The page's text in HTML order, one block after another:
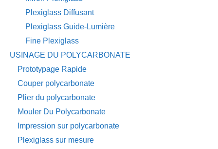
Plexiglass Diffusant
Plexiglass Guide-Lumière
Fine Plexiglass
USINAGE DU POLYCARBONATE
Prototypage Rapide
Couper polycarbonate
Plier du polycarbonate
Mouler Du Polycarbonate
Impression sur polycarbonate
Plexiglass sur mesure